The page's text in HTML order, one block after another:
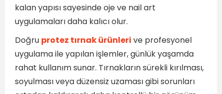
kalan yapısı sayesinde oje ve nail art
uygulamaları daha kalıcı olur.
Doğru protez tırnak ürünleri ve profesyonel
uygulama ile yapılan işlemler, günlük yaşamda
rahat kullanım sunar. Tırnakların sürekli kırılması,
soyulması veya düzensiz uzaması gibi sorunları